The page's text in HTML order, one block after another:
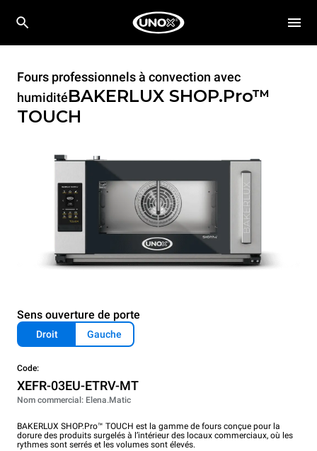
Fours professionnels à convection avec
humiditéBAKERLUX SHOP.Pro™
TOUCH
Sens ouverture de porte
Droit Gauche
Code:
XEFR-03EU-ETRV-MT
Nom commercial: Elena.Matic
BAKERLUX SHOP.Pro™ TOUCH est la gamme de fours conçue pour la
dorure des produits surgelés à l’intérieur des locaux commerciaux, où les
rythmes sont serrés et les volumes sont élevés.